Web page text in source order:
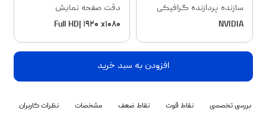
سازنده پردازنده گرافیکی
NVIDIA
دقت صفحه نمایش
Full HD| ۱۹۲۰ x۱۰۸۰
افزودن به سبد خرید
بررسی تخصصی نقاط قوت نقاط ضعف مشخصات نظرات کاربران